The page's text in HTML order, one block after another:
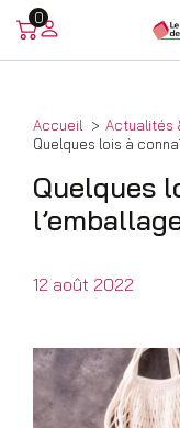
0
Accueil
Actualités
Quelques lois à
Quelques
12 août 2022